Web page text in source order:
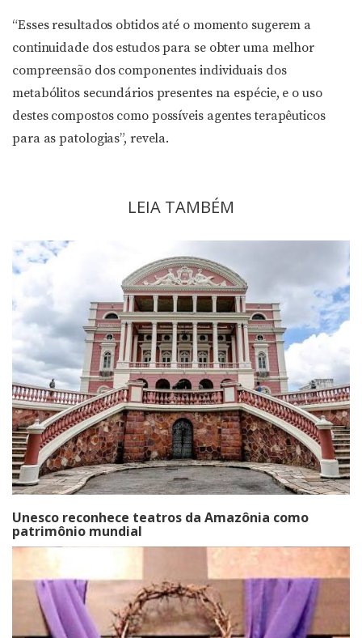
“Esses resultados obtidos até o momento sugerem a
continuidade dos estudos para se obter uma melhor
compreensão dos componentes individuais dos
metabólitos secundários presentes na espécie, e o uso
destes compostos como possíveis agentes terapêuticos
para as patologias”, revela.
LEIA TAMBÉM
Unesco reconhece teatros da Amazônia como
patrimônio mundial